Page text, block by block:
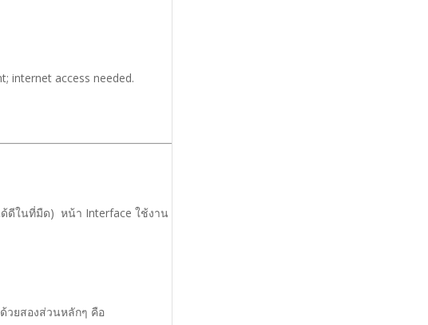
internet access needed.
ด้ดีในที่มืด) หน้า Interface ใช้งาน
วยสองส่วนหลักๆ คือ